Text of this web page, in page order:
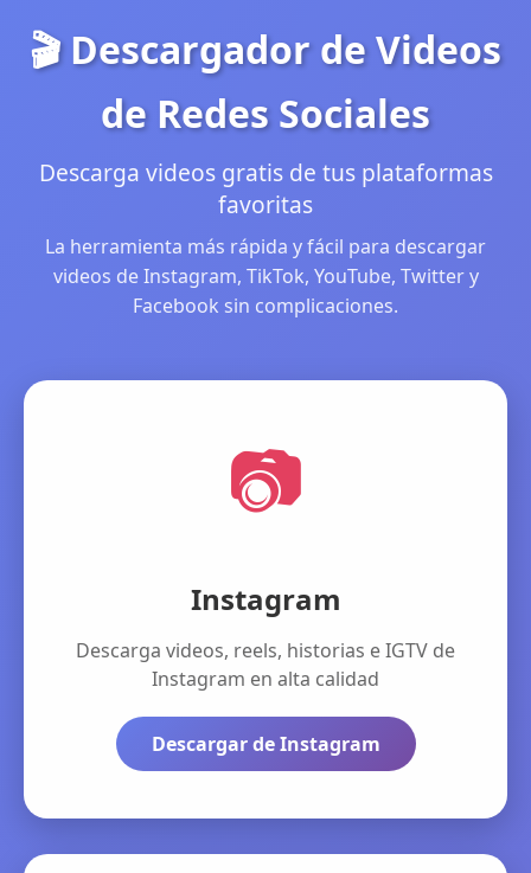
🎬 Descargador de Videos
de Redes Sociales
Descarga videos gratis de tus plataformas
favoritas
La herramienta más rápida y fácil para descargar
videos de Instagram, TikTok, YouTube, Twitter y
Facebook sin complicaciones.
📷
Instagram
Descarga videos, reels, historias e IGTV de
Instagram en alta calidad
Descargar de Instagram